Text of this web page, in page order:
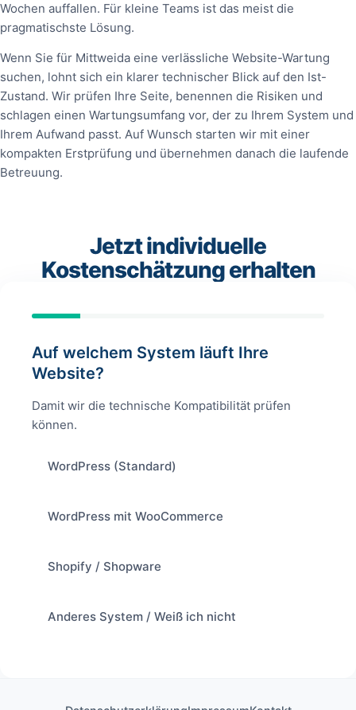
Wochen auffallen. Für kleine Teams ist das meist die
pragmatischste Lösung.
Wenn Sie für Mittweida eine verlässliche Website-Wartung
suchen, lohnt sich ein klarer technischer Blick auf den Ist-
Zustand. Wir prüfen Ihre Seite, benennen die Risiken und
schlagen einen Wartungsumfang vor, der zu Ihrem System und
Ihrem Aufwand passt. Auf Wunsch starten wir mit einer
kompakten Erstprüfung und übernehmen danach die laufende
Betreuung.
Jetzt individuelle
Kostenschätzung erhalten
Auf welchem System läuft Ihre
Website?
Damit wir die technische Kompatibilität prüfen
können.
WordPress (Standard)
WordPress mit WooCommerce
Shopify / Shopware
Anderes System / Weiß ich nicht